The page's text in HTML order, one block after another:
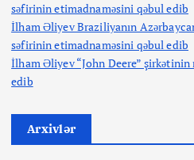
səfirinin etimadnaməsini qəbul edib
İlham Əliyev Braziliyanın
səfirinin etimadnaməsini qəbul edib
İlham Əliyev “John Deere”
edib
Arxivlər